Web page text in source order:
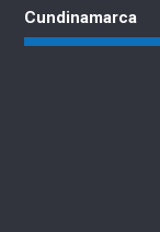
Cundinamarca